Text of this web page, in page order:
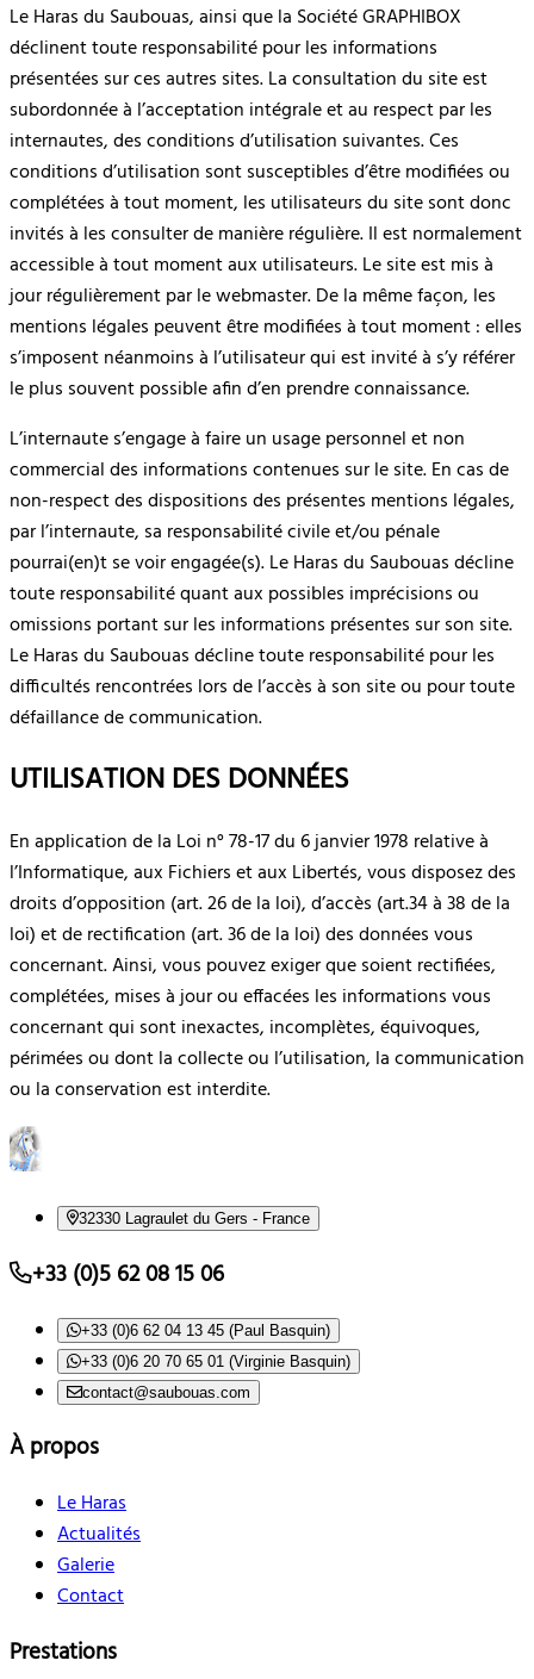
Le Haras du Saubouas, ainsi que la Société GRAPHIBOX
déclinent toute responsabilité pour les informations
présentées sur ces autres sites. La consultation du site est
subordonnée à l’acceptation intégrale et au respect par les
internautes, des conditions d’utilisation suivantes. Ces
conditions d’utilisation sont susceptibles d’être modifiées ou
complétées à tout moment, les utilisateurs du site sont donc
invités à les consulter de manière régulière. Il est normalement
accessible à tout moment aux utilisateurs. Le site est mis à
jour régulièrement par le webmaster. De la même façon, les
mentions légales peuvent être modifiées à tout moment : elles
s’imposent néanmoins à l’utilisateur qui est invité à s’y référer
le plus souvent possible afin d’en prendre connaissance.
L’internaute s’engage à faire un usage personnel et non
commercial des informations contenues sur le site. En cas de
non-respect des dispositions des présentes mentions légales,
par l’internaute, sa responsabilité civile et/ou pénale
pourrai(en)t se voir engagée(s). Le Haras du Saubouas décline
toute responsabilité quant aux possibles imprécisions ou
omissions portant sur les informations présentes sur son site.
Le Haras du Saubouas décline toute responsabilité pour les
difficultés rencontrées lors de l’accès à son site ou pour toute
défaillance de communication.
UTILISATION DES DONNÉES
En application de la Loi n° 78-17 du 6 janvier 1978 relative à
l’Informatique, aux Fichiers et aux Libertés, vous disposez des
droits d’opposition (art. 26 de la loi), d’accès (art.34 à 38 de la
loi) et de rectification (art. 36 de la loi) des données vous
concernant. Ainsi, vous pouvez exiger que soient rectifiées,
complétées, mises à jour ou effacées les informations vous
concernant qui sont inexactes, incomplètes, équivoques,
périmées ou dont la collecte ou l’utilisation, la communication
ou la conservation est interdite.
32330 Lagraulet du Gers - France
+33 (0)5 62 08 15 06
+33 (0)6 62 04 13 45 (Paul Basquin)
+33 (0)6 20 70 65 01 (Virginie Basquin)
contact@saubouas.com
À propos
Le Haras
Actualités
Galerie
Contact
Prestations